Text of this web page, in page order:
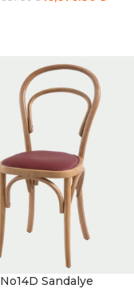
No14D Sandalye